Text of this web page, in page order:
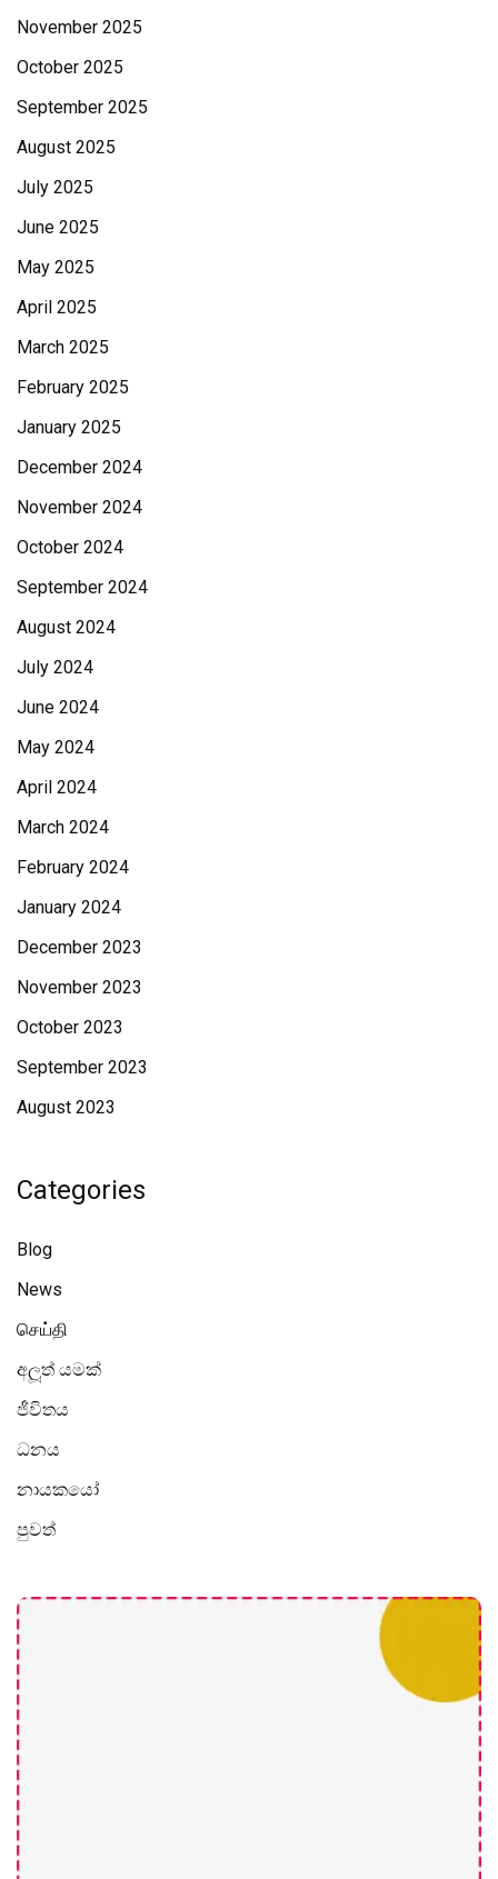
November 2025
October 2025
September 2025
August 2025
July 2025
June 2025
May 2025
April 2025
March 2025
February 2025
January 2025
December 2024
November 2024
October 2024
September 2024
August 2024
July 2024
June 2024
May 2024
April 2024
March 2024
February 2024
January 2024
December 2023
November 2023
October 2023
September 2023
August 2023
Categories
Blog
News
செய்தி
අලූත් යමක්
ජීවිතය
ධනය
නායකයෝ
පුවත්